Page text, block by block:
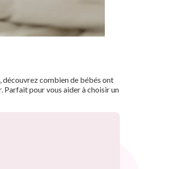
découvrez combien de bébés ont
Parfait pour vous aider à choisir un